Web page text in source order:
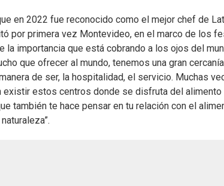
en 2022 fue reconocido como el mejor chef de
por primera vez Montevideo, en el marco de los
importancia que está cobrando a los ojos del
que ofrecer al mundo, tenemos una gran
de ser, la hospitalidad, el servicio. Muchas
estos centros donde se disfruta del alimento
también te hace pensar en tu relación con el